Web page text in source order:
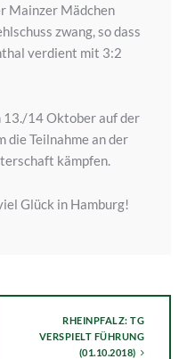
Mainzer Mädchen
zwang, so dass
verdient mit 3:2
13./14 Oktober auf der
die Teilnahme an der
kämpfen.
Glück in Hamburg!
RHEINPFALZ: TG
VERSPIELT FÜHRUNG
(01.10.2018)